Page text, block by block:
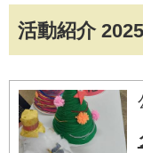
活動紹介